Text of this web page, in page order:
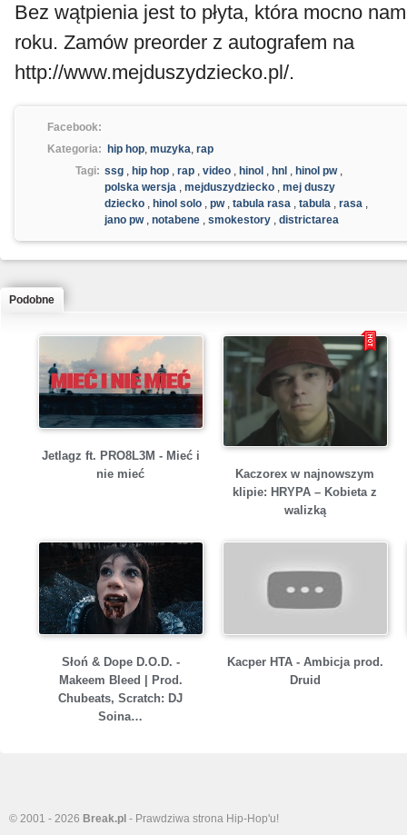
Bez wątpienia jest to płyta, która mocno
roku. Zamów preorder z autografem na
http://www.mejduszydziecko.pl/.
Facebook:
Kategoria:
hip hop, muzyka, rap
Tagi: ssg , hip hop , rap , video , hinol , hnl , hinol pw,
polska wersja , mejduszydziecko , mej duszy
dziecko , hinol solo , pw, tabula rasa , tabula , rasa ,
jano pw, notabene , smokestory , districtarea
Podobne
Jetlagz ft. PRO8L3M - Mieć i
nie mieć
Kaczorex w najnowszym
klipie: HRYPA – Kobieta z
walizką
Słoń & Dope D.O.D. -
Makeem Bleed | Prod.
Chubeats, Scratch: DJ
Soina…
Kacper HTA - Ambicja prod.
Druid
© 2001 - 2026 Break.pl - Prawdziwa strona Hip-Hop'u!